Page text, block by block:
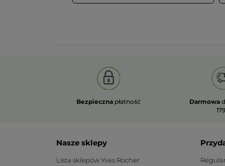
Bezpieczna płatność Darmowa
Nasze sklepy
Lista sklepów Yves Rocher